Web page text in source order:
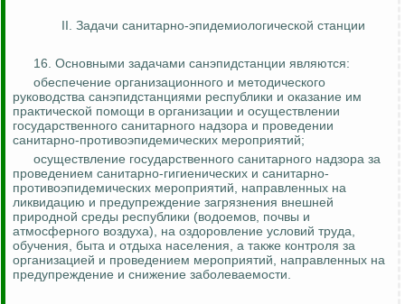
II. Задачи санитарно-эпидемиологической станции
16. Основными задачами санэпидстанции являются:
обеспечение организационного и методического
руководства санэпидстанциями республики и оказание им
практической помощи в организации и осуществлении
государственного санитарного надзора и проведении
санитарно-противоэпидемических мероприятий;
осуществление государственного санитарного надзора за
проведением санитарно-гигиенических и санитарно-
противоэпидемических мероприятий, направленных на
ликвидацию и предупреждение загрязнения внешней
природной среды республики (водоемов, почвы и
атмосферного воздуха), на оздоровление условий труда,
обучения, быта и отдыха населения, а также контроля за
организацией и проведением мероприятий, направленных на
предупреждение и снижение заболеваемости.